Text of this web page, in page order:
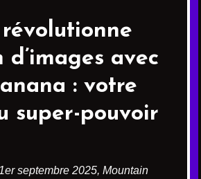
d’images avec
: votre
super-pouvoir
septembre 2025, Mountain